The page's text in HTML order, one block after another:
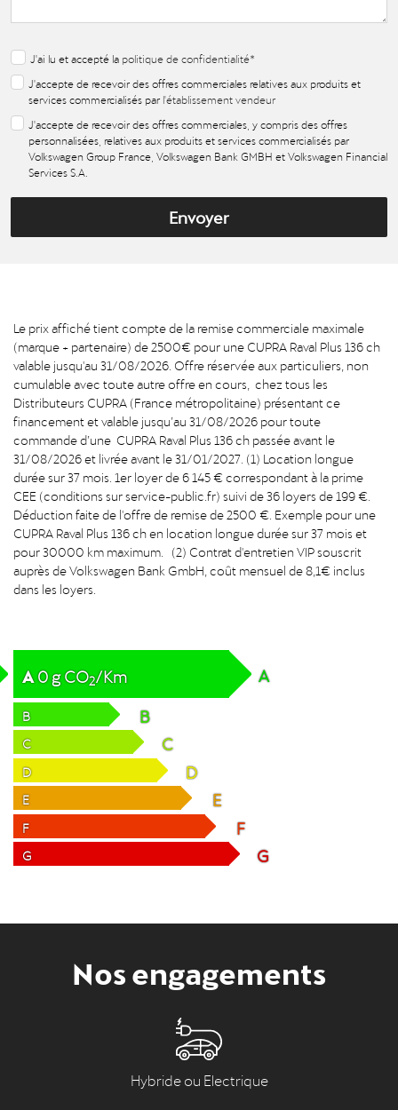
J'ai lu et accepté la politique de confidentialité*
J'accepte de recevoir des offres commerciales relatives aux produits et
services commercialisés par l'établissement vendeur
J'accepte de recevoir des offres commerciales, y compris des offres
personnalisées, relatives aux produits et services commercialisés par
Volkswagen Group France, Volkswagen Bank GMBH et Volkswagen Financial
Services S.A.
Envoyer
Le prix affiché tient compte de la remise commerciale maximale
(marque + partenaire) de 2500€ pour une CUPRA Raval Plus 136 ch
valable jusqu'au 31/08/2026. Offre réservée aux particuliers, non
cumulable avec toute autre offre en cours, chez tous les
Distributeurs CUPRA (France métropolitaine) présentant ce
financement et valable jusqu’au 31/08/2026 pour toute
commande d’une CUPRA Raval Plus 136 ch passée avant le
31/08/2026 et livrée avant le 31/01/2027. (1) Location longue
durée sur 37 mois. 1er loyer de 6 145 € correspondant à la prime
CEE (conditions sur service-public.fr) suivi de 36 loyers de 199 €.
Déduction faite de l'offre de remise de 2500 €. Exemple pour une
CUPRA Raval Plus 136 ch en location longue durée sur 37 mois et
pour 30000 km maximum. (2) Contrat d'entretien VIP souscrit
auprès de Volkswagen Bank GmbH, coût mensuel de 8,1€ inclus
dans les loyers.
A0gCO2/Km A
B B
C C
D D
E E
F F
G G
Nos engagements
Hybride ou Electrique